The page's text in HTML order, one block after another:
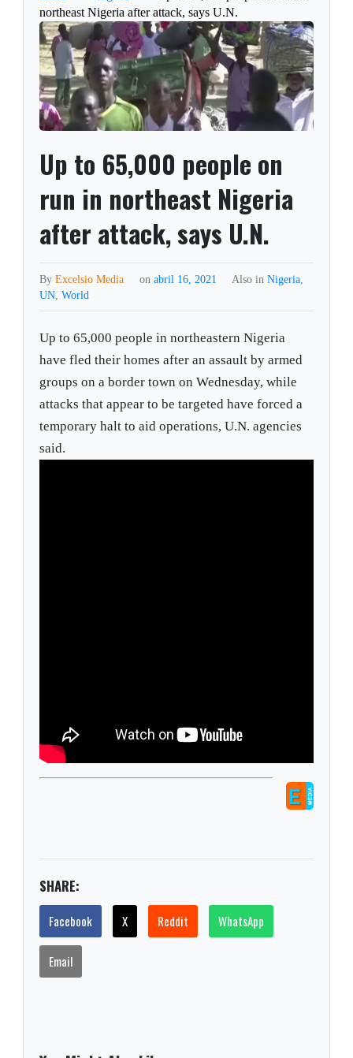
northeast Nigeria after attack, says U.N.
Up to 65,000 people on
run in northeast Nigeria
after attack, says U.N.
ByExcelsio Media on abril 16, 2021 Also in Nigeria,
UN,World
Up to 65,000 people in northeastern Nigeria
have fled their homes after an assault by armed
groups on a border town on Wednesday, while
attacks that appear to be targeted have forced a
temporary halt to aid operations, U.N. agencies
said.
SHARE:
Facebook X Reddit WhatsApp
Email